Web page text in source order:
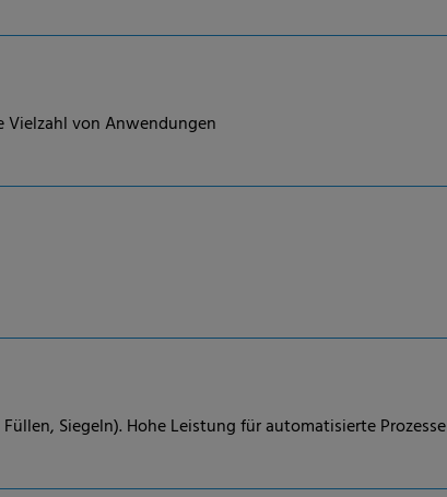
Vielzahl von Anwendungen
Siegeln). Hohe Leistung für automatisierte Prozesse